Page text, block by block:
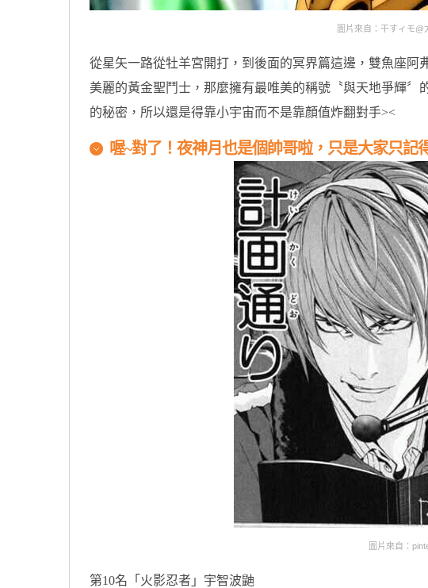
圖片來自：干すィモ@
從星矢一路從牡羊宮開打，到後面的冥界篇這邊，雙魚座
美麗的黃金聖鬥士，那麼擁有最唯美的稱號〝與天地爭輝
的秘密，所以還是得靠小宇宙而不是靠顏值炸翻對手><
喔~對了！夜神月也是個帥哥啦，只是大家只記
圖片來自：
第10名「火影忍者」宇智波鼬